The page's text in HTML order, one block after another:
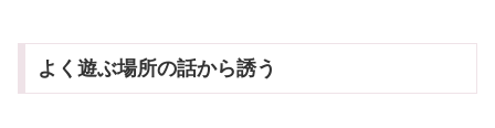
よく遊ぶ場所の話から誘う